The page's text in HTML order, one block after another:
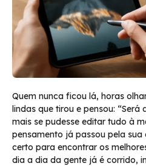
Quem nunca ficou lá, horas
lindas que tirou e pensou:
mais se pudesse editar tudo à
pensamento já passou pela
certo para encontrar os
dia a dia da gente já é corrido,